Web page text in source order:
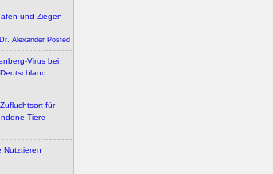
und Ziegen
Dr. Alexander Posted
Virus bei
für
Tiere
Nutztieren